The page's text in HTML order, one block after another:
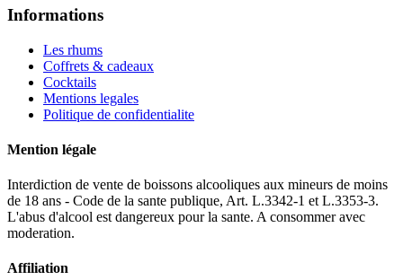
Informations
Les rhums
Coffrets & cadeaux
Cocktails
Mentions legales
Politique de confidentialite
Mention légale
Interdiction de vente de boissons alcooliques aux mineurs de moins
de 18 ans - Code de la sante publique, Art. L.3342-1 et L.3353-3.
L'abus d'alcool est dangereux pour la sante. A consommer avec
moderation.
Affiliation